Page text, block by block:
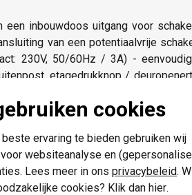
cookies
beste ervaring te bieden gebruiken wij
websiteanalyse en
Lees meer in ons privacybeleid.
cookies? Klik dan hier.
inbouwdoos uitgang voor
van een potentiaalvrije
230V, 50/60Hz / 3A) -
etagedrukknop /
3 toestellen 10-837 in 2-
(3-draads): I(a) = 0,4mA,
- max. kabeldoorsnede: 1,4mm